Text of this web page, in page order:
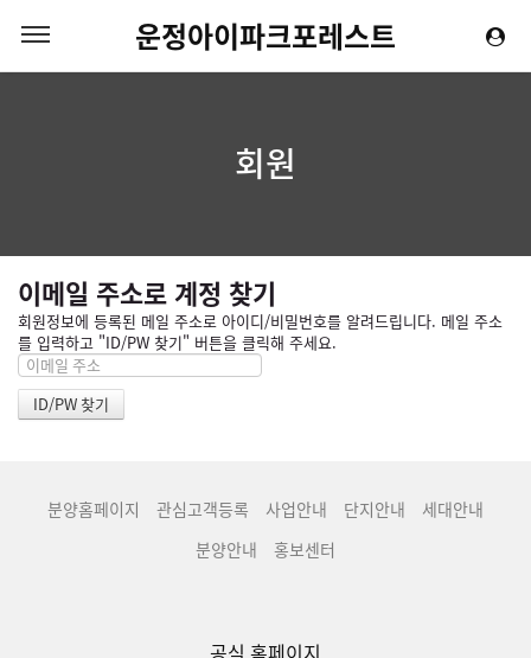
운정아이파크포레스트
회원
이메일 주소로 계정 찾기
회원정보에 등록된 메일 주소로 아이디/비밀번호를 알려드립니다. 메일 주소
를 입력하고 "ID/PW 찾기" 버튼을 클릭해 주세요.
분양홈페이지 관심고객등록 사업안내 단지안내
세대안내
분양안내
홍보센터
공식 홈페이지